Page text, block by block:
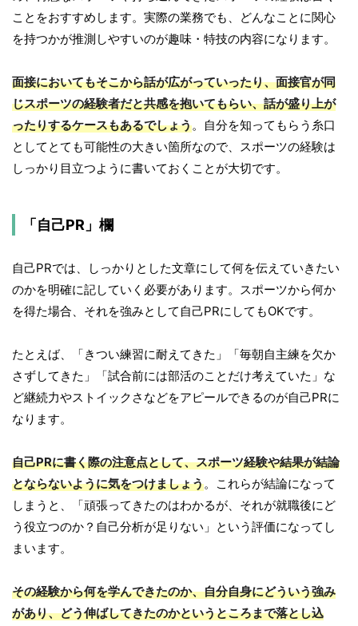
ことをおすすめします。実際の業務でも、どんなことに関心
を持つかが推測しやすいのが趣味・特技の内容になります。
面接においてもそこから話が広がっていったり、面接官が同
じスポーツの経験者だと共感を抱いてもらい、話が盛り上が
ったりするケースもあるでしょう。自分を知ってもらう糸口
としてとても可能性の大きい箇所なので、スポーツの経験は
しっかり目立つように書いておくことが大切です。
「自己PR」欄
自己PRでは、しっかりとした文章にして何を伝えていきたい
のかを明確に記していく必要があります。スポーツから何か
を得た場合、それを強みとして自己PRにしてもOKです。
たとえば、「きつい練習に耐えてきた」「毎朝自主練を欠か
さずしてきた」「試合前には部活のことだけ考えていた」な
ど継続力やストイックさなどをアピールできるのが自己PRに
なります。
自己PRに書く際の注意点として、スポーツ経験や結果が結論
とならないように気をつけましょう。これらが結論になって
しまうと、「頑張ってきたのはわかるが、それが就職後にど
う役立つのか？自己分析が足りない」という評価になってし
まいます。
その経験から何を学んできたのか、自分自身にどういう強み
があり、どう伸ばしてきたのかというところまで落とし込